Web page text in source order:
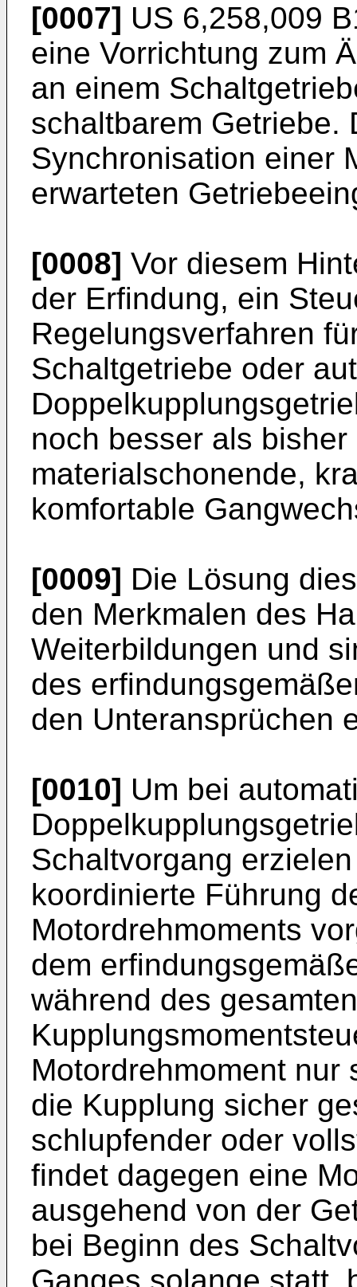
[0007] US 6,258,009
eine Vorrichtung zum
an einem
schaltbarem Getriebe.
Synchronisation einer
erwarteten
[0008] Vor diesem
der Erfindung, ein
Regelungsverfahren
Schaltgetriebe oder
noch besser als
materialschonende,
komfortable
[0009] Die Lösung
den Merkmalen des
Weiterbildungen und
des
den Unteransprüchen
[0010] Um bei
Schaltvorgang
koordinierte Führung
Motordrehmoments
dem
während des
Motordrehmoment nur
die Kupplung sicher
schlupfender oder
findet dagegen eine
ausgehend von der
bei Beginn des